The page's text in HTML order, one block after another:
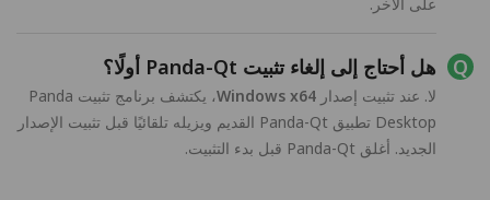
هل أحتاج إلى إلغاء تثبيت Panda-Qt أولًا؟
لا. عند تثبيت إصدار Windows x64
، يكتشف برنامج تثبيت Panda
Desktop تطبيق Panda-Qt القديم ويزيله تلقائيًا قبل تثبيت الإصدار
الجديد. أغلق Panda-Qt قبل بدء التثبيت.